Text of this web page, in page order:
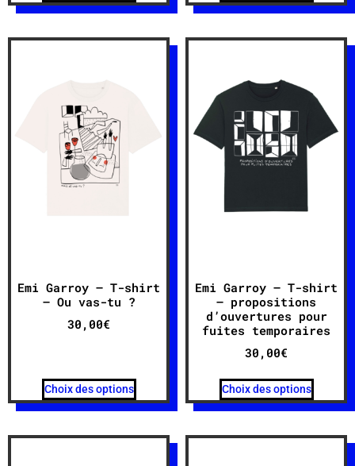
Emi Garroy – T-shirt
– Ou vas-tu ?
30,00€
Choix des options
Emi Garroy – T-shirt
– propositions
d’ouvertures pour
fuites temporaires
30,00€
Choix des options